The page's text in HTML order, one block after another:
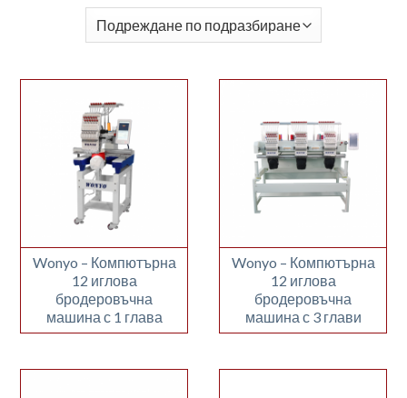
Wonyo – Компютърна
12 иглова
бродеровъчна
машина с 1 глава
Wonyo – Компютърна
12 иглова
бродеровъчна
машина с 3 глави